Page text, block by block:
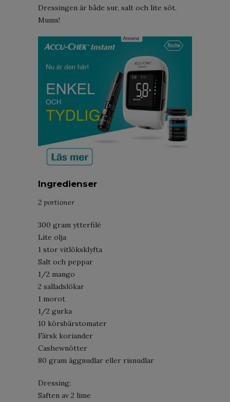
Dressingen är både sur, salt och lite söt.
Mums!
Ingredienser
2 portioner
300 gram ytterfilé
Lite olja
1 stor vitlöksklyfta
Salt och peppar
1/2 mango
2 salladslökar
1 morot
1/2 gurka
10 körsbärstomater
Färsk koriander
Cashewnötter
80 gram äggnudlar eller risnudlar
Dressing:
Saften av 2 lime